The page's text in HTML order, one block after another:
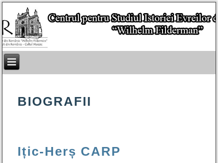
BIOGRAFII
Ițic-Herș CARP